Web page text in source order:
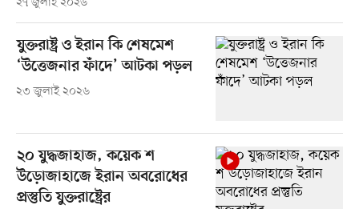
যুক্তরাষ্ট্র ও ইরান কি শেষমেশ
‘উত্তেজনার ফাঁদে’ আটকা পড়ল
২৩ জুলাই ২০২৬
২০ যুদ্ধজাহাজ, কয়েক শ
উড়োজাহাজে ইরান অবরোধের
প্রস্তুতি যুক্তরাষ্ট্রের